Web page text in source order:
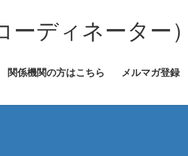
ディネーター
関係機関の方はこちら メルマガ登録